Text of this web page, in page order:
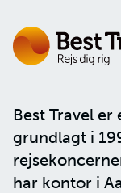
Best Travel
grundlagt i
har kontor i